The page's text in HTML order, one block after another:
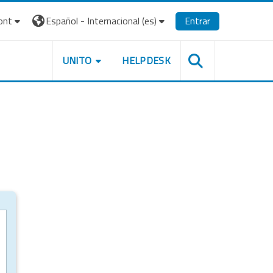
Español - Internacional ‎(es)‎ Entrar
UNITO HELPDESK